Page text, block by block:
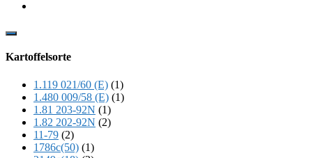
Show
Content
Kartoffelsorte
1.119 021/60 (E) (1)
1.480 009/58 (E) (1)
1.81 203-92N (1)
1.82 202-92N (2)
11-79 (2)
1786c(50) (1)